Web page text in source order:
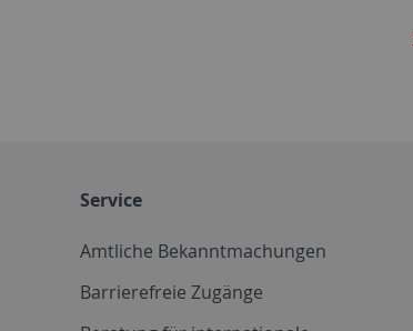
Service
Amtliche Bekanntmachungen
Barrierefreie Zugänge